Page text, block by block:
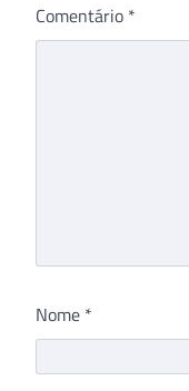
Comentário *
Nome *